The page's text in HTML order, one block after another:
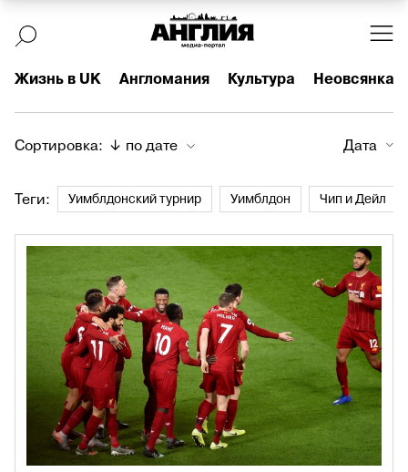
Жизнь в UK Англомания Культура Неовсянка
Дата
Теги: Уимблдонский турнир Уимблдон Чип и Дейл
Сортировка: ↓ по дате